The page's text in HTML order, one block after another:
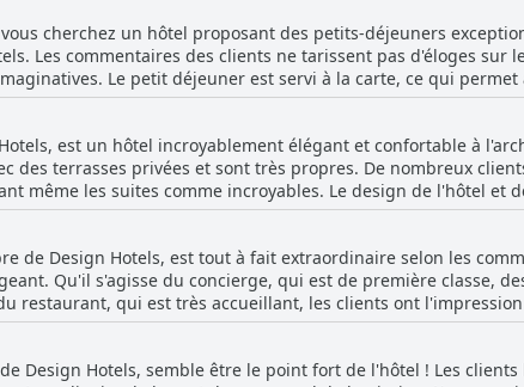
mais cela n'enlève rien à l'attrait général de l'endroit. Il
librement l'île sans dépendre du service de navette de
l'hôtel entre Naoussa et Kolimpithres en fait une destination
pendant leur séjour à Paros.
cherchez un hôtel proposant des petits-déjeuners
Les commentaires des clients ne tarissent pas d'éloges sur
Le petit déjeuner est servi à la carte, ce qui
la nourriture est exceptionnelle, avec une touche grecque
d'excellentes options de restauration, notamment de
choix de petits-déjeuners qui comprend des options coquines
fruits et les omelettes au blanc d'œuf. La présentation des
et les autres repas sont servis sur une belle
est un hôtel incroyablement élégant et confortable à
des terrasses privées et sont très propres. De nombreux
même les suites comme incroyables. Le design de l'hôtel et
et étant fantastique. Malgré quelques problèmes mineurs tels
les douches, les clients ne tarissent pas d'éloges sur la
et arrangeant, acceptant même les demandes de
L'hôtel est également situé dans une partie calme et
piscine privée, décrites comme très agréables, sont
de Design Hotels, est tout à fait extraordinaire selon les
Qu'il s'agisse du concierge, qui est de première classe,
restaurant, qui est très accueillant, les clients ont
et le personnel trouve le parfait équilibre entre attention
clients estiment que le service à la piscine pourrait être
sont extrêmement positifs.
Design Hotels, semble être le point fort de l'hôtel ! Les